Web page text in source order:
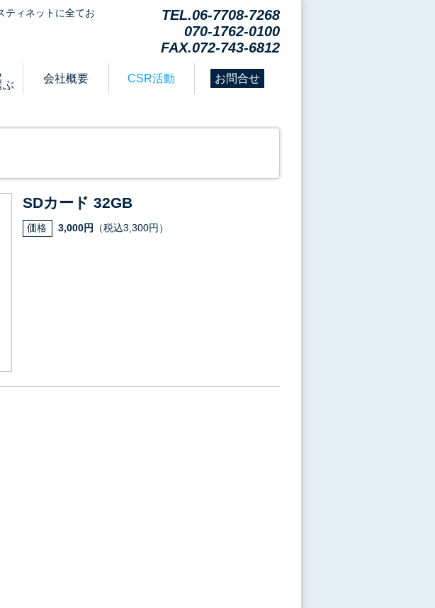
ティネットに全てお
TEL.06-7708-7268
070-1762-0100
FAX.072-743-6812
ぶ
会社概要 CSR活動 お問合せ
SDカード 32GB
価格 3,000円 （税込3,300円）